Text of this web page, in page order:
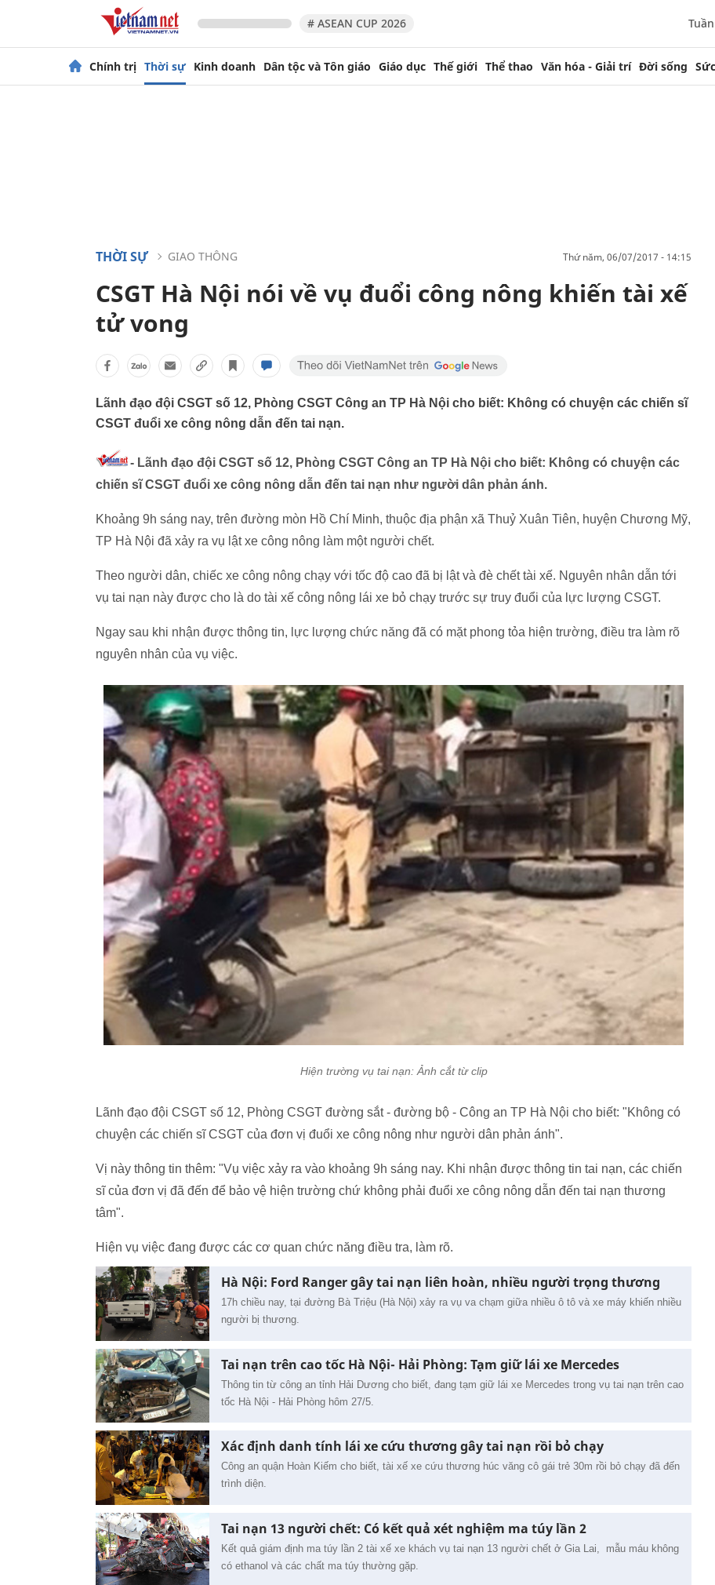
# ASEAN CUP 2026
Chính trị Thời sự Kinh doanh Dân tộc và Tôn giáo Giáo dục Thế giới Thể thao Văn hóa - Giải trí Đời sống
THỜI SỰ GIAO THÔNG thứ năm, 06/07/2017 - 14:15
CSGT Hà Nội nói về vụ đuổi công nông khiến tài xế
tử vong
Lãnh đạo đội CSGT số 12, Phòng CSGT Công an TP Hà Nội cho biết: Không có chuyện các chiến sĩ
CSGT đuổi xe công nông dẫn đến tai nạn.
- Lãnh đạo đội CSGT số 12, Phòng CSGT Công an TP Hà Nội cho biết: Không có chuyện các
chiến sĩ CSGT đuổi xe công nông dẫn đến tai nạn như người dân phản ánh.
Khoảng 9h sáng nay, trên đường mòn Hồ Chí Minh, thuộc địa phận xã Thuỷ Xuân Tiên, huyện Chương Mỹ,
TP Hà Nội đã xảy ra vụ lật xe công nông làm một người chết.
Theo người dân, chiếc xe công nông chạy với tốc độ cao đã bị lật và đè chết tài xế. Nguyên nhân dẫn tới
vụ tai nạn này được cho là do tài xế công nông lái xe bỏ chạy trước sự truy đuổi của lực lượng CSGT.
Ngay sau khi nhận được thông tin, lực lượng chức năng đã có mặt phong tỏa hiện trường, điều tra làm rõ
nguyên nhân của vụ việc.
Hiện trường vụ tai nạn: Ảnh cắt từ clip
Lãnh đạo đội CSGT số 12, Phòng CSGT đường sắt - đường bộ - Công an TP Hà Nội cho biết: "Không có
chuyện các chiến sĩ CSGT của đơn vị đuổi xe công nông như người dân phản ánh".
Vị này thông tin thêm: "Vụ việc xảy ra vào khoảng 9h sáng nay. Khi nhận được thông tin tai nạn, các chiến
sĩ của đơn vị đã đến để bảo vệ hiện trường chứ không phải đuổi xe công nông dẫn đến tai nạn thương
tâm".
Hiện vụ việc đang được các cơ quan chức năng điều tra, làm rõ.
Hà Nội: Ford Ranger gây tai nạn liên hoàn, nhiều người trọng thương
17h chiều nay, tại đường Bà Triệu (Hà Nội) xảy ra vụ va chạm giữa nhiều ô tô và xe máy khiến nhiều
người bị thương.
Tai nạn trên cao tốc Hà Nội- Hải Phòng: Tạm giữ lái xe Mercedes
Thông tin từ công an tỉnh Hải Dương cho biết, đang tạm giữ lái xe Mercedes trong vụ tai nạn trên cao
tốc Hà Nội - Hải Phòng hôm 27/5.
Xác định danh tính lái xe cứu thương gây tai nạn rồi bỏ chạy
Công an quận Hoàn Kiếm cho biết, tài xế xe cứu thương húc văng cô gái trẻ 30m rồi bỏ chạy đã đến
trình diện.
Tai nạn 13 người chết: Có kết quả xét nghiệm ma túy lần 2
Kết quả giám định ma túy lần 2 tài xế xe khách vụ tai nạn 13 người chết ở Gia Lai, mẫu máu không
có ethanol và các chất ma túy thường gặp.